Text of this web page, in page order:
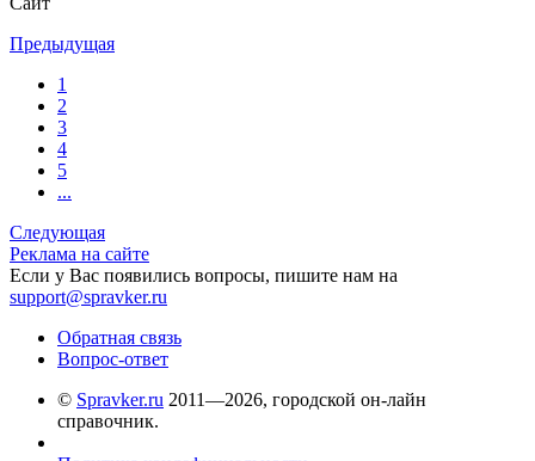
Предыдущая
1
2
3
4
5
...
Следующая
Реклама на сайте
Если у Вас появились вопросы, пишите нам на
support@spravker.ru
Обратная связь
Вопрос-ответ
© Spravker.ru 2011—2026, городской он-лайн
справочник.